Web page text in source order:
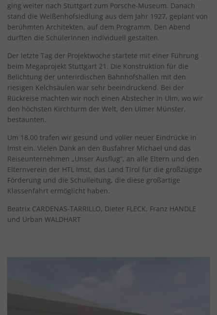
ging weiter nach Stuttgart zum Porsche-Museum. Danach
stand die Weißenhofsiedlung aus dem Jahr 1927, geplant von
berühmten Architekten, auf dem Programm. Den Abend
durften die SchülerInnen individuell gestalten.
Der letzte Tag der Projektwoche startete mit einer Führung
beim Megaprojekt Stuttgart 21. Die Konstruktion für die
Belichtung der unterirdischen Bahnhofshallen mit den
riesigen Kelchsäulen war sehr beeindruckend. Bei der
Rückreise machten wir noch einen Abstecher in Ulm, wo wir
den höchsten Kirchturm der Welt, den Ulmer Münster,
bestaunten.
Um 18.00 trafen wir gesund und voller neuer Eindrücke in
Imst ein. Vielen Dank an den Busfahrer Michael und das
Reiseunternehmen „Unser Ausflug“, an alle Eltern und den
Elternverein der HTL Imst, das Land Tirol für die großzügige
Förderung und die Schulleitung, die diese großartige
Klassenfahrt ermöglicht haben.
Beatrix CARDENAS-TARRILLO, Dieter FLECK, Franz HANDLE
und Urban WALDHART